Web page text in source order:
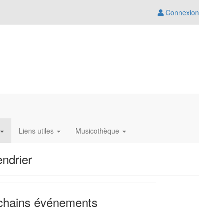
Connexion
Liens utiles Musicothèque
événements